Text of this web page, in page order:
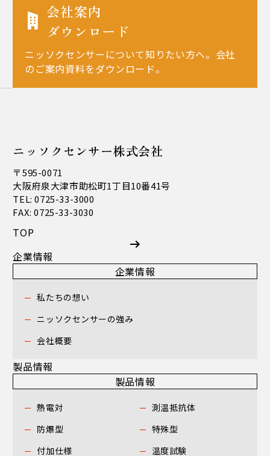
会社案内
ダウンロード
ニッソクセンサーについて知りたい方へ。会社
のご案内資料をダウンロード。
ニッソクセンサー株式会社
〒595-0071
大阪府泉大津市助松町1丁目10番41号
TEL: 0725-33-3000
FAX: 0725-33-3030
TOP
企業情報
企業情報
私たちの想い
ニッソクセンサーの強み
会社概要
製品情報
製品情報
熱電対
測温抵抗体
防爆型
特殊型
付加仕様
温度試験